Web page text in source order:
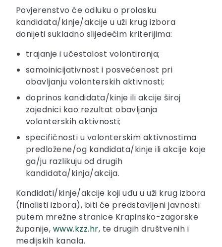
Povjerenstvo će odluku o prolasku
kandidata/kinje/akcije u uži krug izbora
donijeti sukladno slijedećim kriterijima:
trajanje i učestalost volontiranja;
samoinicijativnost i posvećenost pri
obavljanju volonterskih aktivnosti;
doprinos kandidata/kinje ili akcije široj
zajednici kao rezultat obavljanja
volonterskih aktivnosti;
specifičnosti u volonterskim aktivnostima
predložene/og kandidata/kinje ili akcije koje
ga/ju razlikuju od drugih
kandidata/kinja/akcija.
Kandidati/kinje/akcije koji uđu u uži krug izbora
(finalisti izbora), biti će predstavljeni javnosti
putem mrežne stranice Krapinsko-zagorske
županije, www.kzz.hr, te drugih društvenih i
medijskih kanala.